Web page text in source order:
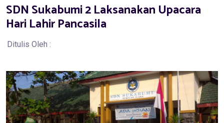
SDN Sukabumi 2 Laksanakan Upacara
Hari Lahir Pancasila
Ditulis Oleh :